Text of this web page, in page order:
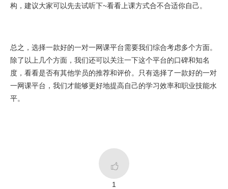
构，建议大家可以先去试听下~看看上课方式合不合适你自己。
总之，选择一款好的一对一网课平台需要我们综合考虑多个方面。
除了以上几个方面，我们还可以关注一下这个平台的口碑和知名
度，看看是否有其他学员的推荐和评价。只有选择了一款好的一对
一网课平台，我们才能够更好地提高自己的学习效率和职业技能水
平。

1